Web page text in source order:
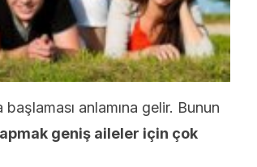
anlamına gelir. Bunun
geniş aileler için çok